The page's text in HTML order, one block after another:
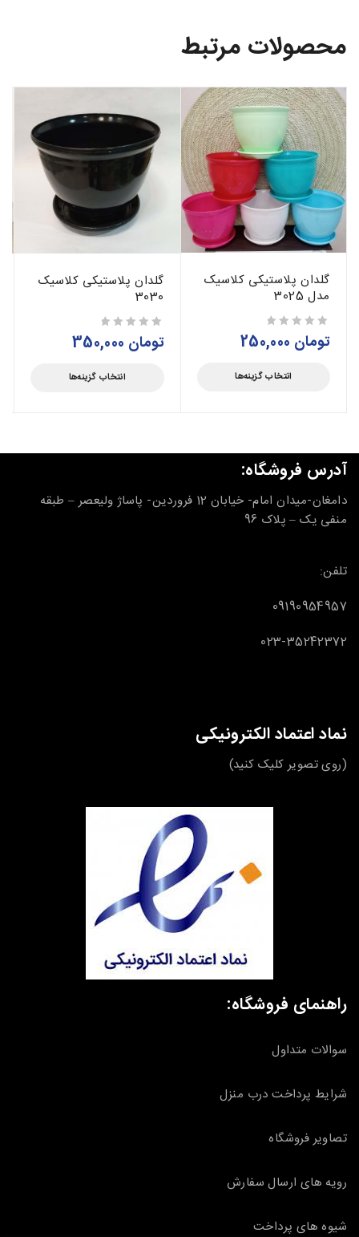
محصولات مرتبط
گلدان پلاستیکی کلاسیک
مدل 3025
تومان
انتخاب گزینه‌ها
گلدان پلاستیکی کلاسیک
3030
تومان
انتخاب گزینه‌ها
آدرس فروشگاه:
دامغان-میدان امام- خیابان 12 فروردین- پاساژ ولیعصر – طبقه
منفی یک – پلاک 96
تلفن:
09190954957
023-35242372
نماد اعتماد الکترونیکی
(روی تصویر کلیک کنید)
راهنمای فروشگاه:
سوالات متداول
شرایط پرداخت درب منزل
تصاویر فروشگاه
رویه های ارسال سفارش
شیوه های پرداخت